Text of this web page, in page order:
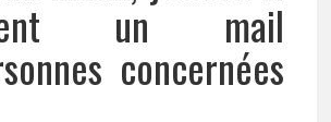
un mail
concernées